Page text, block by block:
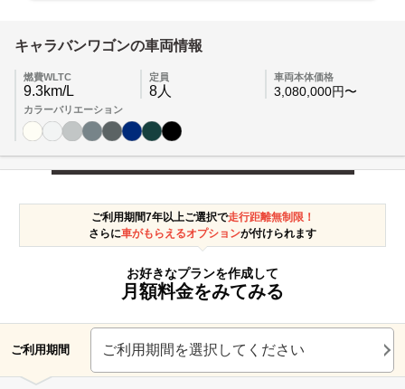
キャラバンワゴンの車両情報
燃費WLTC
9.3km/L
定員
8人
車両本体価格
3,080,000円〜
カラーバリエーション
ご利用期間7年以上ご選択で走行距離無制限！
さらに車がもらえるオプションが付けられます
お好きなプランを作成して
月額料金をみてみる
ご利用期間 ご利用期間を選択してください